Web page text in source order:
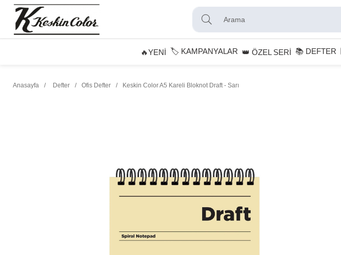
🔥YENİ 🏷️ KAMPANYALAR 👑 ÖZEL SERİ 📚 DEFTER
Anasayfa Defter Ofis Defter Keskin Color A5 Kareli Bloknot Draft - Sarı